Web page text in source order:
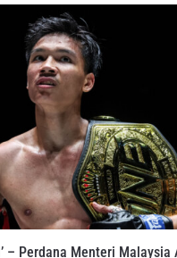
– Perdana Menteri Malaysia